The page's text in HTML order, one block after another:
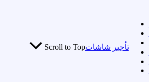
Scroll to Topتأجير شاشات